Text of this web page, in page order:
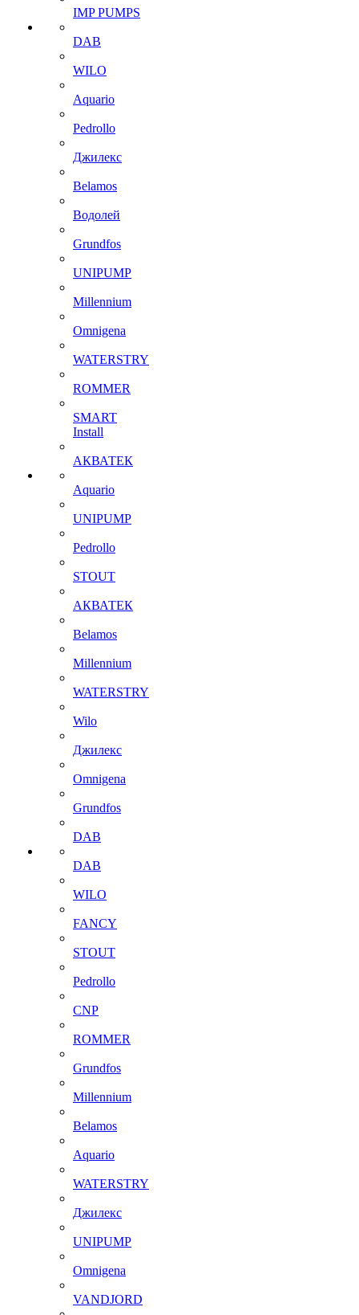
IMP PUMPS
DAB
WILO
Aquario
Pedrollo
Джилекс
Belamos
Водолей
Grundfos
UNIPUMP
Millennium
Omnigena
WATERSTRY
ROMMER
SMART
Install
АКВАТЕК
Aquario
UNIPUMP
Pedrollo
STOUT
АКВАТЕК
Belamos
Millennium
WATERSTRY
Wilo
Джилекс
Omnigena
Grundfos
DAB
DAB
WILO
FANCY
STOUT
Pedrollo
CNP
ROMMER
Grundfos
Millennium
Belamos
Aquario
WATERSTRY
Джилекс
UNIPUMP
Omnigena
VANDJORD